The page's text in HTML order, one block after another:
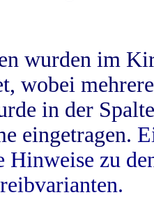
wurden im
wobei
in der
eingetragen.
zu